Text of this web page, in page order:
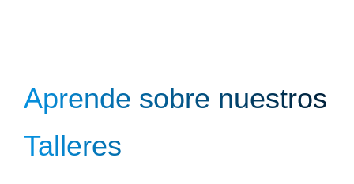
Aprende sobre nuestros
Talleres